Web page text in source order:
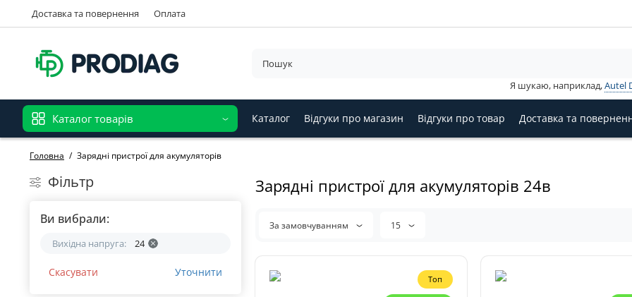
Доставка та повернення Оплата
Я шукаю, наприклад,Autel
Каталог товарів Каталог Відгуки про магазин Відгуки про товар Доставка та
Головна Зарядні пристрої для акумуляторів
Фільтр
Ви вибрали:
Вихідна напруга: 24
Скасувати Уточнити
Зарядні пристрої для акумуляторів 24в
За замовчуванням 15
Топ